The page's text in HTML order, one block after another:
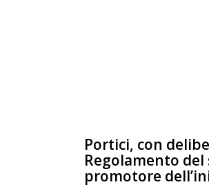
Portici, con
Regolamento del
promotore